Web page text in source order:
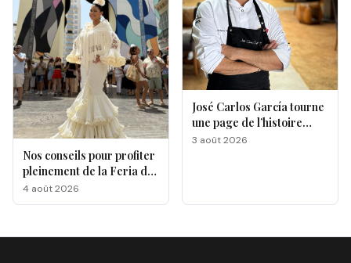
Nos conseils pour profiter
pleinement de la Feria de
Málaga 2026
4 août 2026
José Carlos García tourne
une page de l’histoire
gastronomique de Malaga
3 août 2026